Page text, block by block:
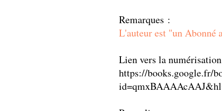
Remarques :
L'auteur est "un
Lien vers la
https://books.google.fr/